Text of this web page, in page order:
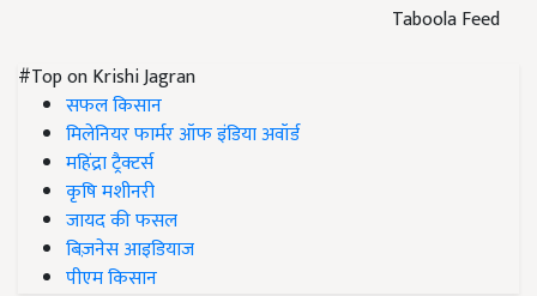
Taboola Feed
#Top on Krishi Jagran
सफल किसान
मिलेनियर फार्मर ऑफ इंडिया अवॉर्ड
महिंद्रा ट्रैक्टर्स
कृषि मशीनरी
जायद की फसल
बिज़नेस आइडियाज
पीएम किसान